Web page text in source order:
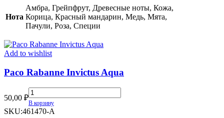
quantity
Нота
Амбра, Грейпфрут, Древесные ноты, Кожа,
Корица, Красный мандарин, Медь, Мята,
Пачули, Роза, Специи
Add to wishlist
Paco Rabanne Invictus Aqua
50,00 ₽
Paco
Rabanne
Invictus
В корзину
SKU:461470-A